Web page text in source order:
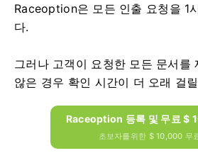
Raceoption은 모든 인출 요청을 1
다.
그러나 고객이 요청한 모든 문서를
않은 경우 확인 시간이 더 오래 걸
Raceoption 등록 및 무료 $
초보자를위한 $ 10,000 무